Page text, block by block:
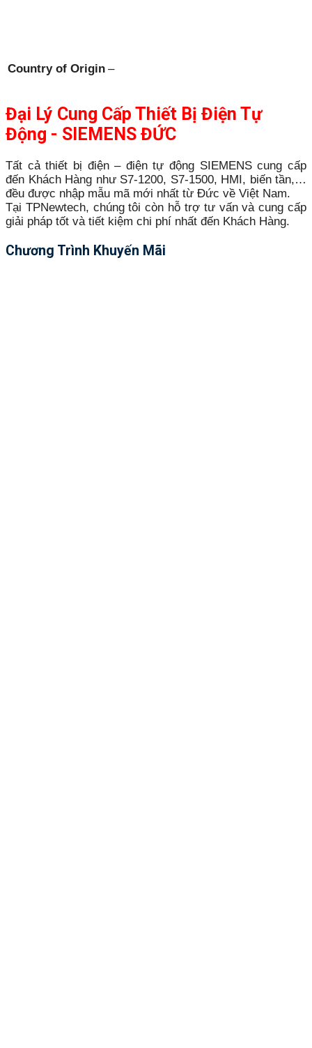
Country of Origin –
Đại Lý Cung Cấp Thiết Bị Điện Tự
Động - SIEMENS ĐỨC
Tất cả thiết bị điện – điện tự động SIEMENS cung cấp
đến Khách Hàng như S7-1200, S7-1500, HMI, biến tần,…
đều được nhập mẫu mã mới nhất từ Đức về Việt Nam.
Tại TPNewtech, chúng tôi còn hỗ trợ tư vấn và cung cấp
giải pháp tốt và tiết kiệm chi phí nhất đến Khách Hàng.
Chương Trình Khuyến Mãi